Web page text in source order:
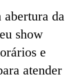
da
show
e
atender